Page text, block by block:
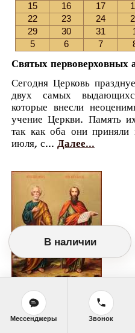
15
16 17
22
23 24
29
30 31
5
6 7
Святых первоверховных
Сегодня Церковь
двух самых
которые внесли
учение Церкви. Память
так как оба они
июля, с... Далее...
<<Пятница, 12
В наличии
Мессенджеры Звонок